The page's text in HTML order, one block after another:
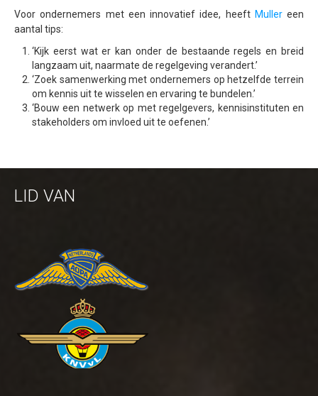
Voor ondernemers met een innovatief idee, heeft Mullereen
aantal tips:
‘Kijk eerst wat er kan onder de bestaande regels en breid
langzaam uit, naarmate de regelgeving verandert.’
‘Zoek samenwerking met ondernemers op hetzelfde terrein
om kennis uit te wisselen en ervaring te bundelen.’
‘Bouw een netwerk op met regelgevers, kennisinstituten en
stakeholders om invloed uit te oefenen.’
LID VAN